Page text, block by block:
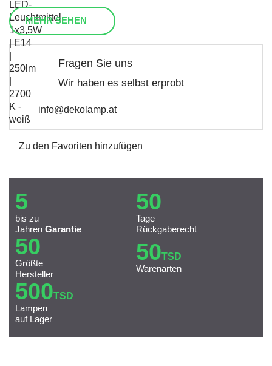
MEHR SEHEN
Fragen Sie uns
Wir haben es selbst erprobt
info@dekolamp.at
Zu den Favoriten hinzufügen
5
bis zu
Jahren Garantie
50
Tage
Rückgaberecht
50
Größte
Hersteller
50TSD
Warenarten
500TSD
Lampen
auf Lager